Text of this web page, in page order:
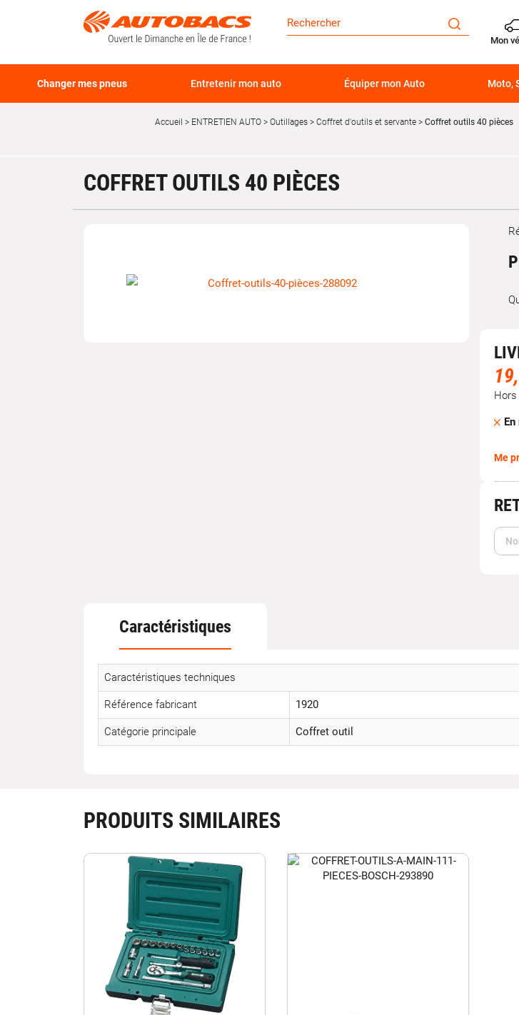
Mon
Changer mes pneus Entretenir mon auto Équiper mon Auto Moto,
Accueil ENTRETIEN AUTO Outillages Coffret d'outils et servante Coffret outils 40 pièces
COFFRET OUTILS 40 PIÈCES
Me
Caractéristiques
Caractéristiques techniques
Référence fabricant 1920
Catégorie principale Coffret outil
PRODUITS SIMILAIRES